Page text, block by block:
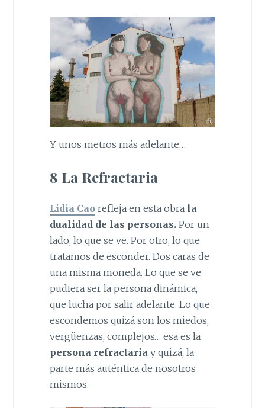
Y unos metros más adelante…
8 La Refractaria
Lidia Caorefleja en esta obra la
dualidad de las personas.Por un
lado, lo que se ve. Por otro, lo que
tratamos de esconder. Dos caras de
una misma moneda. Lo que se ve
pudiera ser la persona dinámica,
que lucha por salir adelante. Lo que
escondemos quizá son los miedos,
vergüenzas, complejos… esa es la
persona refractaria y quizá, la
parte más auténtica de nosotros
mismos.